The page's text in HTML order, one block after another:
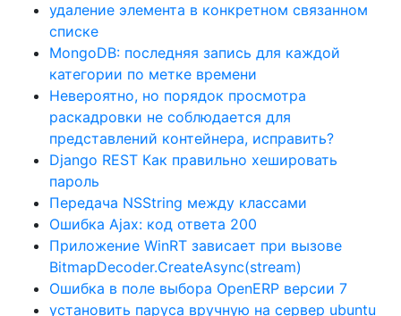
удаление элемента в конкретном связанном
списке
MongoDB: последняя запись для каждой
категории по метке времени
Невероятно, но порядок просмотра
раскадровки не соблюдается для
представлений контейнера, исправить?
Django REST Как правильно хешировать
пароль
Передача NSString между классами
Ошибка Ajax: код ответа 200
Приложение WinRT зависает при вызове
BitmapDecoder.CreateAsync(stream)
Ошибка в поле выбора OpenERP версии 7
установить паруса вручную на сервер ubuntu